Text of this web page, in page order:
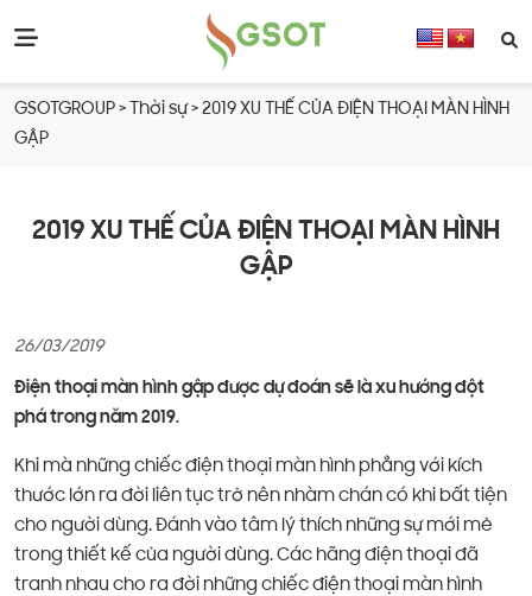
GSOTGROUP > Thời sự> 2019 XU THẾ CỦA ĐIỆN THOẠI MÀN HÌNH
GẬP
2019 XU THẾ CỦA ĐIỆN THOẠI MÀN HÌNH
GẬP
26/03/2019
Điện thoại màn hình gập được dự đoán sẽ là xu hướng đột
phá trong năm 2019.
Khi mà những chiếc điện thoại màn hình phẳng với kích
thước lớn ra đời liên tục trở nên nhàm chán có khi bất tiện
cho người dùng. Đánh vào tâm lý thích những sự mới mẻ
trong thiết kế của người dùng. Các hãng điện thoại đã
tranh nhau cho ra đời những chiếc điện thoại màn hình